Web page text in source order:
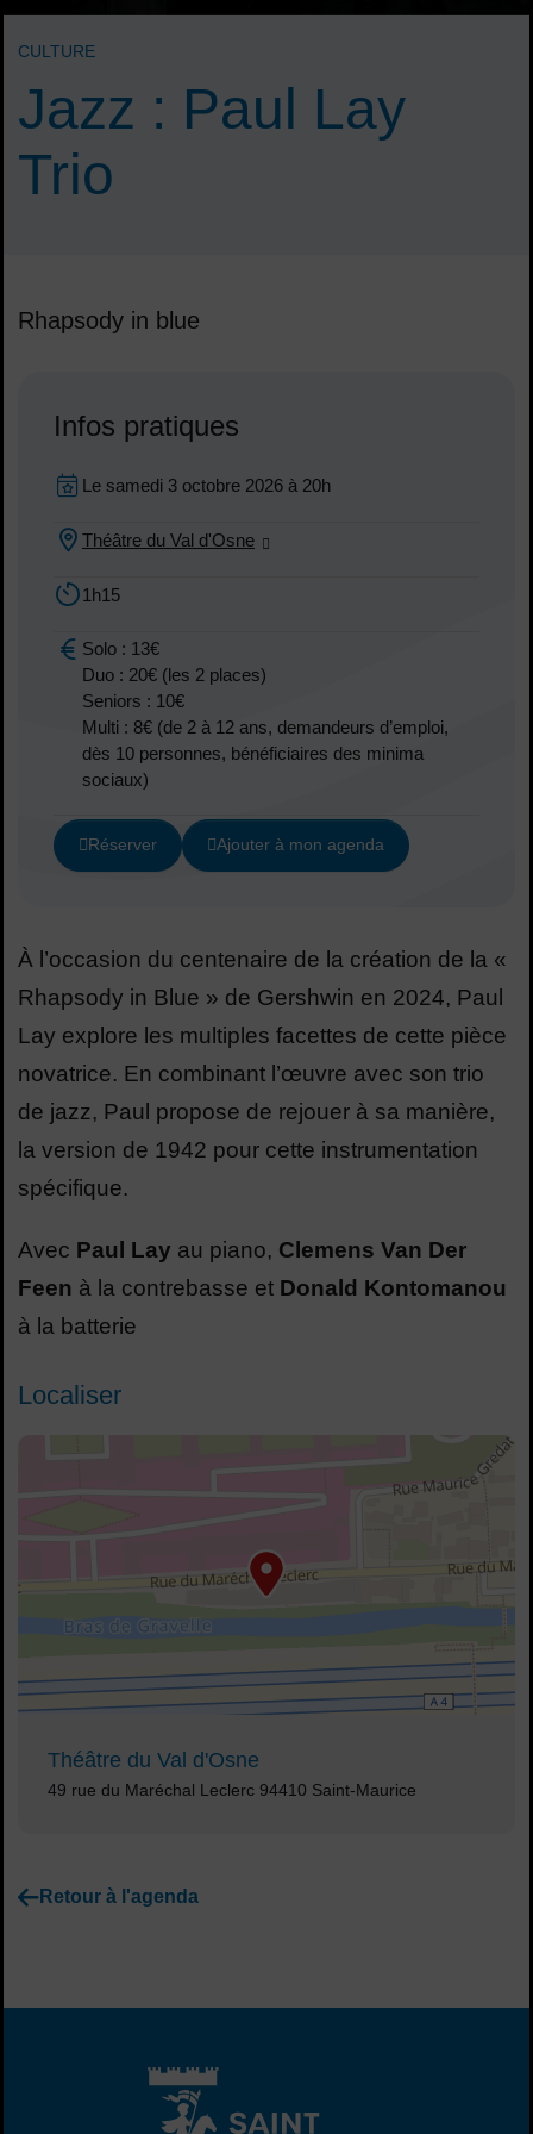
Jazz : Paul Lay
Trio
CULTURE
Rhapsody in blue
Infos pratiques
Dates :Dates en cours
Le samedi 3 octobre 2026 à 20h
Lieu :
Théâtre du Val d'Osne
Durée :
1h15
Tarif :
Solo : 13€
Duo : 20€ (les 2 places)
Seniors : 10€
Multi : 8€ (de 2 à 12 ans, demandeurs d’emploi,
dès 10 personnes, bénéficiaires des minima
sociaux)
Réserver Ajouter à mon agenda
À l’occasion du centenaire de la création de la «
Rhapsody in Blue » de Gershwin en 2024, Paul
Lay explore les multiples facettes de cette pièce
novatrice. En combinant l’œuvre avec son trio
de jazz, Paul propose de rejouer à sa manière,
la version de 1942 pour cette instrumentation
spécifique.
Avec Paul Lay au piano, Clemens Van Der
Feen à la contrebasse et Donald Kontomanou
à la batterie
Localiser
Théâtre du Val d'Osne
Adresse :
49 rue du Maréchal Leclerc 94410 Saint-Maurice
Retour à l'agenda